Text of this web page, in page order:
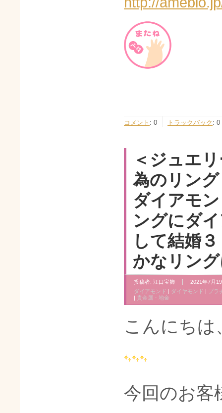
コメント : 0 トラックバック : 0
＜ジュエ
為のリン
ダイアモ
ングにダ
して結婚
かなリン
投稿者: 江口宝飾
2021年7月
ダイアモンド
ダイヤモンド
プラ
貴金属・地金
こんにちは
今回のお客